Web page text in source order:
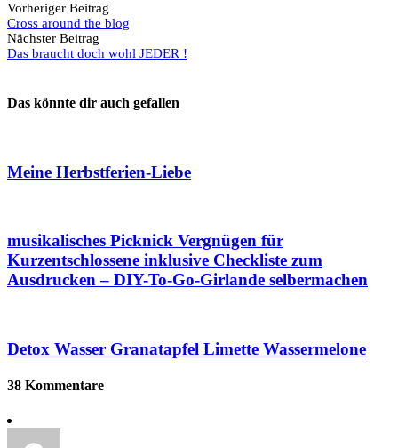
Vorheriger Beitrag
Cross around the blog
Nächster Beitrag
Das braucht doch wohl JEDER !
Das könnte dir auch gefallen
Meine Herbstferien-Liebe
musikalisches Picknick Vergnügen für
Kurzentschlossene inklusive Checkliste zum
Ausdrucken – DIY-To-Go-Girlande selbermachen
Detox Wasser Granatapfel Limette Wassermelone
38 Kommentare